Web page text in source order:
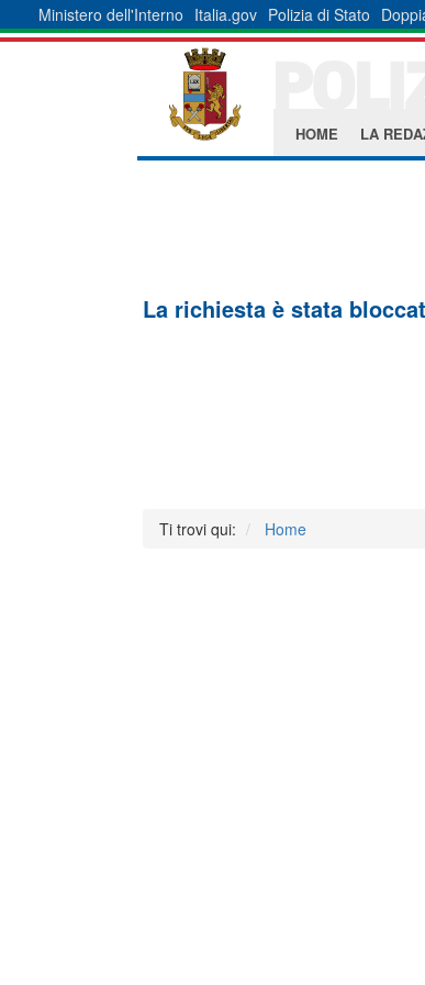
Ministero dell'Interno Italia.gov Polizia di Stato
HOME LA
La richiesta è stata
Ti trovi qui: Home